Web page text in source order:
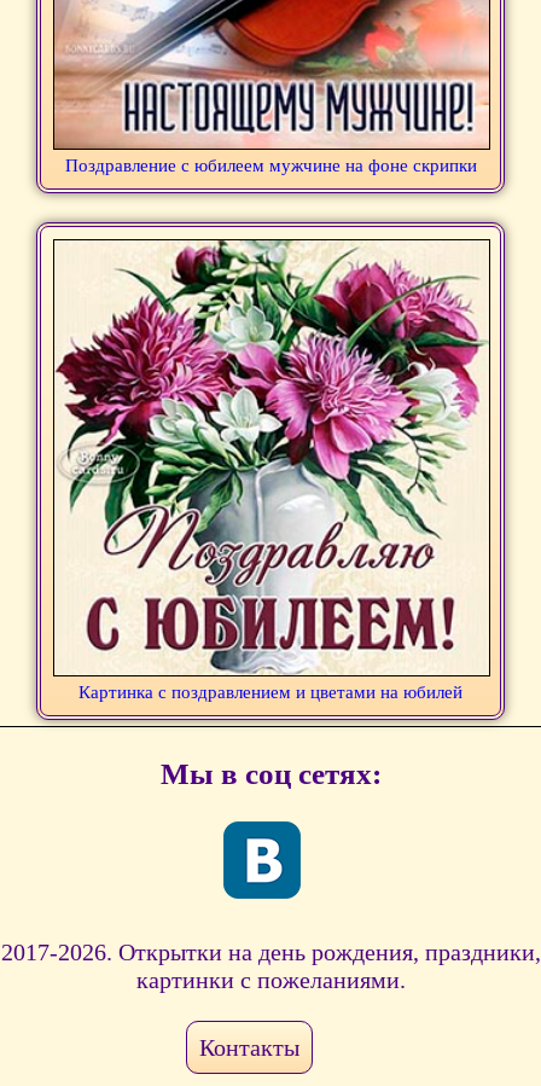
Поздравление с юбилеем мужчине на фоне скрипки
Картинка с поздравлением и цветами на юбилей
Мы в соц сетях:
2017-2026. Открытки на день рождения, праздники,
картинки с пожеланиями.
Контакты